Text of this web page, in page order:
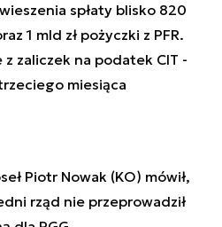
spłaty blisko 820
1 mld zł pożyczki z PFR.
zaliczek na podatek CIT -
miesiąca
Piotr Nowak (KO) mówił,
rząd nie przeprowadził